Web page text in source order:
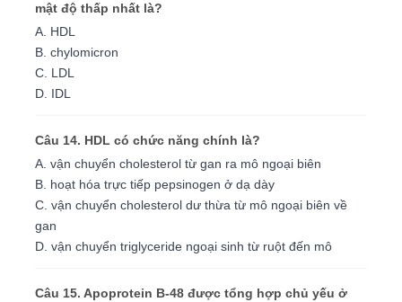
mật độ thấp nhất là?
A. HDL
B. chylomicron
C. LDL
D. IDL
Câu 14. HDL có chức năng chính là?
A. vận chuyển cholesterol từ gan ra mô ngoại biên
B. hoạt hóa trực tiếp pepsinogen ở dạ dày
C. vận chuyển cholesterol dư thừa từ mô ngoại biên về
gan
D. vận chuyển triglyceride ngoại sinh từ ruột đến mô
Câu 15. Apoprotein B-48 được tổng hợp chủ yếu ở